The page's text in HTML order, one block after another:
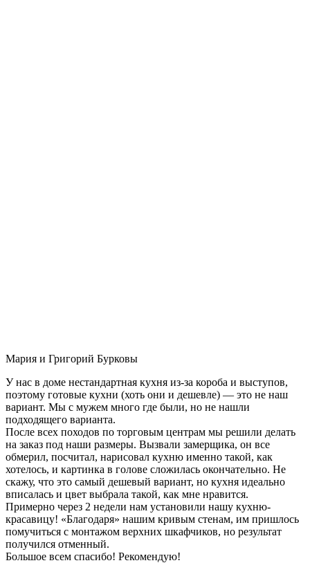
Мария и Григорий Бурковы
У нас в доме нестандартная кухня из-за короба и выступов,
поэтому готовые кухни (хоть они и дешевле) — это не наш
вариант. Мы с мужем много где были, но не нашли
подходящего варианта.
После всех походов по торговым центрам мы решили делать
на заказ под наши размеры. Вызвали замерщика, он все
обмерил, посчитал, нарисовал кухню именно такой, как
хотелось, и картинка в голове сложилась окончательно. Не
скажу, что это самый дешевый вариант, но кухня идеально
вписалась и цвет выбрала такой, как мне нравится.
Примерно через 2 недели нам установили нашу кухню-
красавицу! «Благодаря» нашим кривым стенам, им пришлось
помучиться с монтажом верхних шкафчиков, но результат
получился отменный.
Большое всем спасибо! Рекомендую!